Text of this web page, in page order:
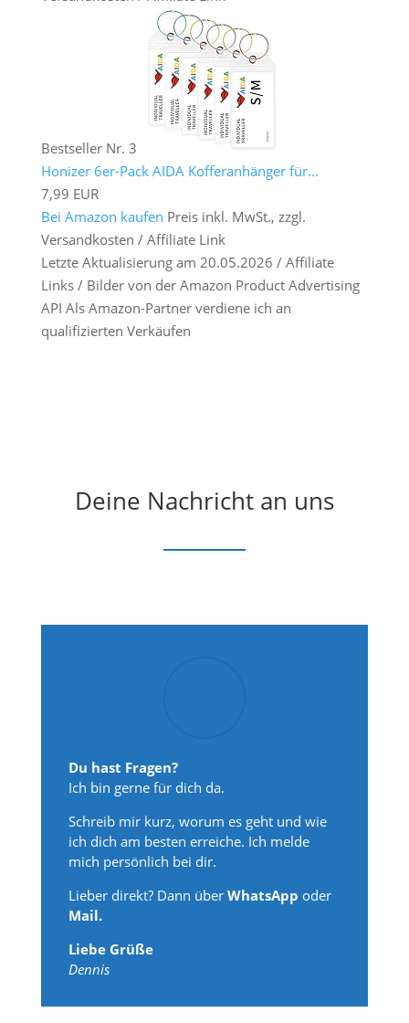
Bestseller Nr. 3
Honizer 6er-Pack AIDA Kofferanhänger für...
7,99 EUR
Bei Amazon kaufen Preis inkl. MwSt., zzgl.
Versandkosten / Affiliate Link
Letzte Aktualisierung am 20.05.2026 / Affiliate
Links / Bilder von der Amazon Product Advertising
API Als Amazon-Partner verdiene ich an
qualifizierten Verkäufen
Deine Nachricht an uns
Du hast Fragen?
Ich bin gerne für dich da.
Schreib mir kurz, worum es geht und wie
ich dich am besten erreiche. Ich melde
mich persönlich bei dir.
Lieber direkt? Dann überWhatsApp oder
Mail.
Liebe Grüße
Dennis